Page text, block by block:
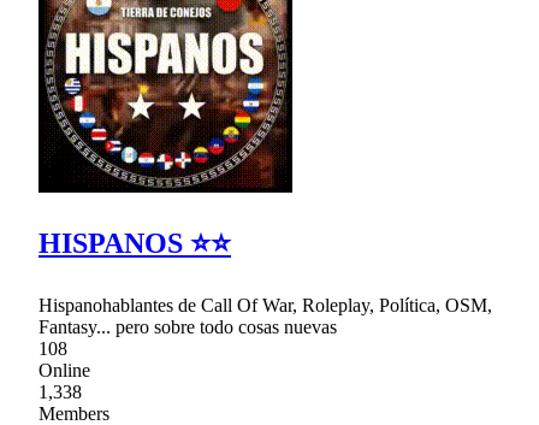
HISPANOS ⭐⭐
Hispanohablantes de Call Of War, Roleplay, Política, OSM,
Fantasy... pero sobre todo cosas nuevas
108
Online
1,338
Members